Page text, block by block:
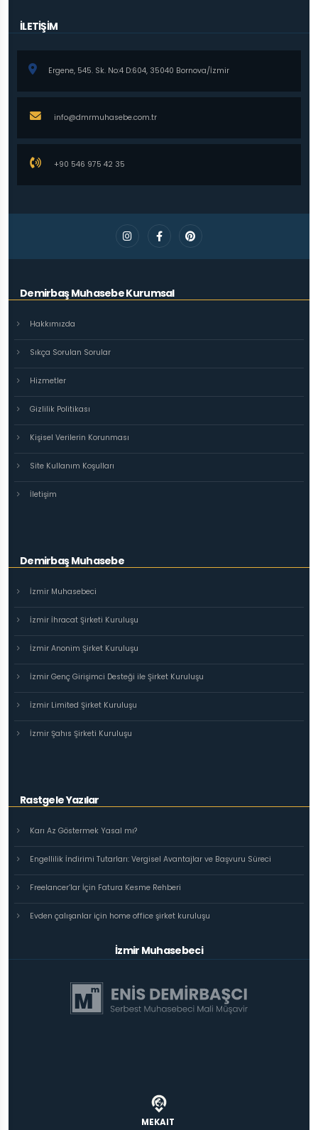
İLETİŞİM
Ergene, 545. Sk. No:4 D:604, 35040 Bornova/İzmir
info@dmrmuhasebe.com.tr
+90 546 975 42 35
Demirbaş Muhasebe Kurumsal
Hakkımızda
Sıkça Sorulan Sorular
Hizmetler
Gizlilik Politikası
Kişisel Verilerin Korunması
Site Kullanım Koşulları
İletişim
Demirbaş Muhasebe
İzmir Muhasebeci
İzmir İhracat Şirketi Kuruluşu
İzmir Anonim Şirket Kuruluşu
İzmir Genç Girişimci Desteği ile Şirket Kuruluşu
İzmir Limited Şirket Kuruluşu
İzmir Şahıs Şirketi Kuruluşu
Rastgele Yazılar
Karı Az Göstermek Yasal mı?
Engellilik İndirimi Tutarları: Vergisel Avantajlar ve Başvuru Süreci
Freelancer’lar İçin Fatura Kesme Rehberi
Evden çalışanlar için home office şirket kuruluşu
İzmir Muhasebeci
MEKAIT